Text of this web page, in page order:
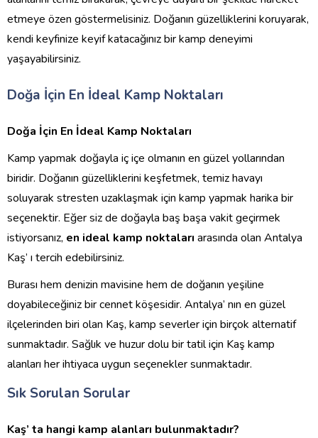
etmeye özen göstermelisiniz. Doğanın güzelliklerini koruyarak,
kendi keyfinize keyif katacağınız bir kamp deneyimi
yaşayabilirsiniz.
Doğa İçin En İdeal Kamp Noktaları
Doğa İçin En İdeal Kamp Noktaları
Kamp yapmak doğayla iç içe olmanın en güzel yollarından
biridir. Doğanın güzelliklerini keşfetmek, temiz havayı
soluyarak stresten uzaklaşmak için kamp yapmak harika bir
seçenektir. Eğer siz de doğayla baş başa vakit geçirmek
istiyorsanız, en ideal kamp noktaları arasında olan Antalya
Kaş’ ı tercih edebilirsiniz.
Burası hem denizin mavisine hem de doğanın yeşiline
doyabileceğiniz bir cennet köşesidir. Antalya’ nın en güzel
ilçelerinden biri olan Kaş, kamp severler için birçok alternatif
sunmaktadır. Sağlık ve huzur dolu bir tatil için Kaş kamp
alanları her ihtiyaca uygun seçenekler sunmaktadır.
Sık Sorulan Sorular
Kaş’ ta hangi kamp alanları bulunmaktadır?